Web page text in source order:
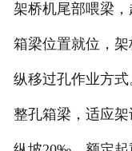
架桥机尾部喂梁
箱梁位置就位，
纵移过孔作业方式
整孔箱梁，适应